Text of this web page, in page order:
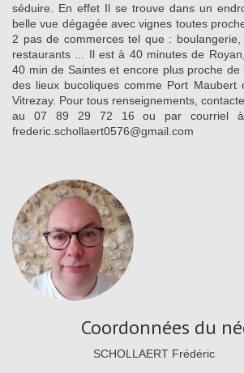
séduire. En effet Il se trouve dans un
belle vue dégagée avec vignes toutes
2 pas de commerces tel que : boulangerie,
restaurants ... Il est à 40 minutes de
40 min de Saintes et encore plus proche
des lieux bucoliques comme Port Maubert
Vitrezay. Pour tous renseignements,
au 07 89 29 72 16 ou par courriel à
frederic.schollaert0576@gmail.com
Coordonnées du
SCHOLLAERT Frédéric